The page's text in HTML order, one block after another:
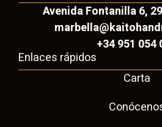
Avenida Fontanilla 6,
+34 951 054
Enlaces rápidos
Carta